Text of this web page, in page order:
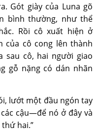
Gót giày của Luna gõ
bình thường, như thể
Rồi cô xuất hiện ở
của cô cong lên thành
sau cô, hai người giao
gỗ nặng có dán nhãn
lướt một đầu ngón tay
cậu—để nó ở đây và
hai.”